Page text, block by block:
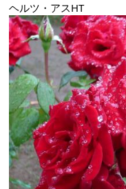
ヘルツ・アスHT